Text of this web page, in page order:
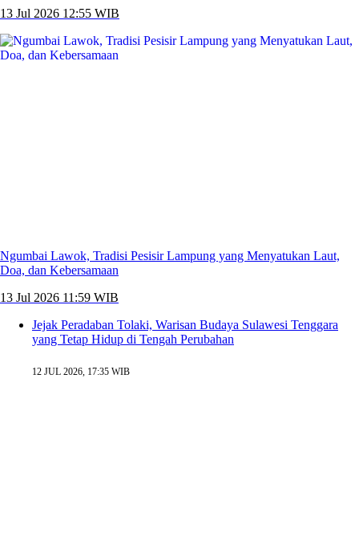
13 Jul 2026 12:55 WIB
Ngumbai Lawok, Tradisi Pesisir Lampung yang Menyatukan Laut,
Doa, dan Kebersamaan
13 Jul 2026 11:59 WIB
Jejak Peradaban Tolaki, Warisan Budaya Sulawesi Tenggara
yang Tetap Hidup di Tengah Perubahan
12 JUL 2026, 17:35 WIB